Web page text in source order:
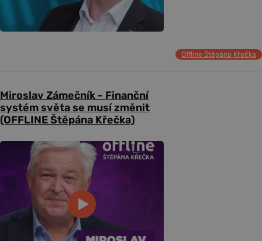
Offline Štěpána Křečka
Miroslav Zámečník - Finanční
systém světa se musí změnit
(OFFLINE Štěpána Křečka)